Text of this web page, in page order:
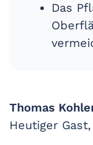
Das
Thomas
Heutiger